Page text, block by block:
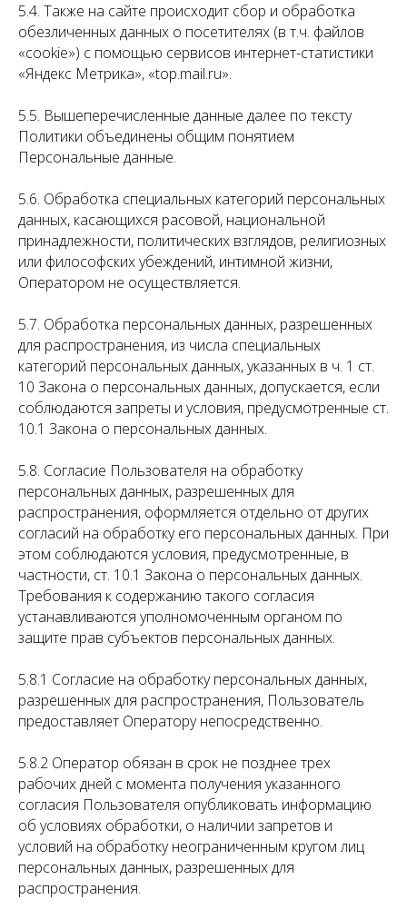
5.4. Также на сайте происходит сбор и обработка
обезличенных данных о посетителях (в т.ч. файлов
«cookie») с помощью сервисов интернет-статистики
«Яндекс Метрика», «top.mail.ru».
5.5. Вышеперечисленные данные далее по тексту
Политики объединены общим понятием
Персональные данные.
5.6. Обработка специальных категорий персональных
данных, касающихся расовой, национальной
принадлежности, политических взглядов, религиозных
или философских убеждений, интимной жизни,
Оператором не осуществляется.
5.7. Обработка персональных данных, разрешенных
для распространения, из числа специальных
категорий персональных данных, указанных в ч. 1 ст.
10 Закона о персональных данных, допускается, если
соблюдаются запреты и условия, предусмотренные ст.
10.1 Закона о персональных данных.
5.8. Согласие Пользователя на обработку
персональных данных, разрешенных для
распространения, оформляется отдельно от других
согласий на обработку его персональных данных. При
этом соблюдаются условия, предусмотренные, в
частности, ст. 10.1 Закона о персональных данных.
Требования к содержанию такого согласия
устанавливаются уполномоченным органом по
защите прав субъектов персональных данных.
5.8.1 Согласие на обработку персональных данных,
разрешенных для распространения, Пользователь
предоставляет Оператору непосредственно.
5.8.2 Оператор обязан в срок не позднее трех
рабочих дней с момента получения указанного
согласия Пользователя опубликовать информацию
об условиях обработки, о наличии запретов и
условий на обработку неограниченным кругом лиц
персональных данных, разрешенных для
распространения.